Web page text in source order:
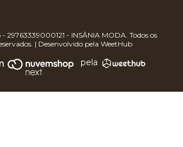
29763339000121 - INSÂNIA MODA. Todos os
| Desenvolvido pela WeetHub
pela